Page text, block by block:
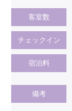
客室数
チェックイン
宿泊料
備考